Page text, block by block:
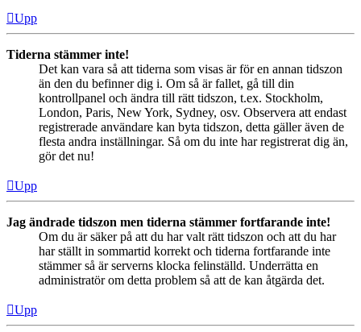
Upp
Tiderna stämmer inte!
Det kan vara så att tiderna som visas är för en annan tidszon
än den du befinner dig i. Om så är fallet, gå till din
kontrollpanel och ändra till rätt tidszon, t.ex. Stockholm,
London, Paris, New York, Sydney, osv. Observera att endast
registrerade användare kan byta tidszon, detta gäller även de
flesta andra inställningar. Så om du inte har registrerat dig än,
gör det nu!
Upp
Jag ändrade tidszon men tiderna stämmer fortfarande inte!
Om du är säker på att du har valt rätt tidszon och att du har
har ställt in sommartid korrekt och tiderna fortfarande inte
stämmer så är serverns klocka felinställd. Underrätta en
administratör om detta problem så att de kan åtgärda det.
Upp